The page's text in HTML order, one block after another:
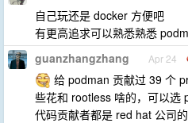
自己玩还是 docker 方便吧
有更高追求可以熟悉熟悉
guanzhangzhang Apr 24
给 podman 贡献过 39 个
些花和 rootless 啥的，可以选
代码贡献者都是 red hat 公司